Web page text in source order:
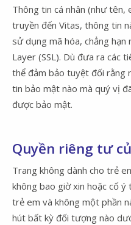
Thông tin cá nhân (như tên,
truyền đến Vitas, thông tin
sử dụng mã hóa, chẳng
Layer (SSL). Dù đưa ra các
thể đảm bảo tuyệt đối rằng
tin bảo mật nào mà quý vị
được bảo mật.
Quyền riêng tư
Trang không dành cho trẻ
không bao giờ xin hoặc cố
trẻ em và không một phần
hút bất kỳ đối tượng nào